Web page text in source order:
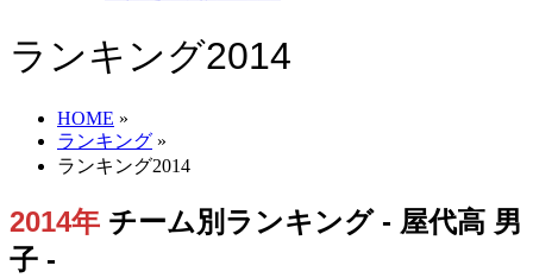
ランキング2014
HOME »
ランキング »
ランキング2014
2014年 チーム別ランキング - 屋代高 男
子 -